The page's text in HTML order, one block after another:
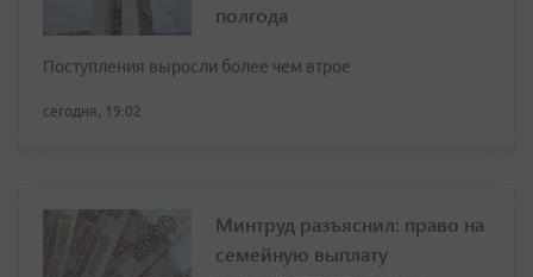
полгода
Поступления выросли более чем втрое
сегодня, 19:02
Минтруд разъяснил: право на
семейную выплату